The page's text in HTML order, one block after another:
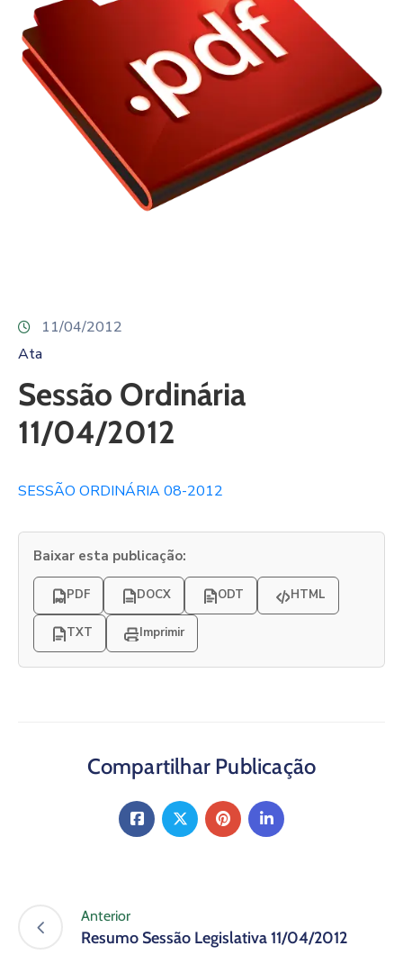
11/04/2012
Ata
Sessão Ordinária
11/04/2012
SESSÃO ORDINÁRIA 08-2012
Baixar esta publicação:
PDF DOCX ODT HTML
TXT Imprimir
Compartilhar Publicação
Anterior
Resumo Sessão Legislativa 11/04/2012